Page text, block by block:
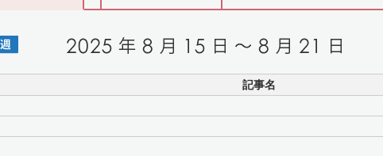
記事名